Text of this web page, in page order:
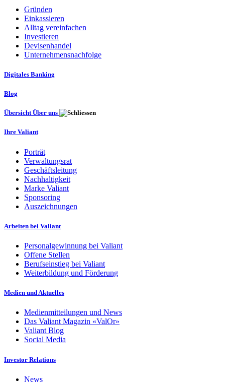
Gründen
Einkassieren
Alltag vereinfachen
Investieren
Devisenhandel
Unternehmensnachfolge
Digitales Banking
Blog
Übersicht Über uns
Ihre Valiant
Porträt
Verwaltungsrat
Geschäftsleitung
Nachhaltigkeit
Marke Valiant
Sponsoring
Auszeichnungen
Arbeiten bei Valiant
Personalgewinnung bei Valiant
Offene Stellen
Berufseinstieg bei Valiant
Weiterbildung und Förderung
Medien und Aktuelles
Medienmitteilungen und News
Das Valiant Magazin «ValOr»
Valiant Blog
Social Media
Investor Relations
News